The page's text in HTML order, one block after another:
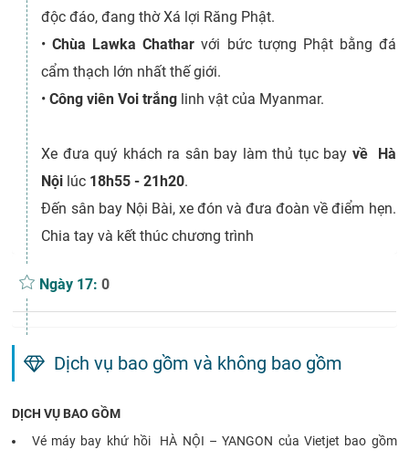
độc đáo, đang thờ Xá lợi Răng Phật.
•Chùa Lawka Chathar với bức tượng Phật bằng đá
cẩm thạch lớn nhất thế giới.
•Công viên Voi trắng linh vật của Myanmar.
Xe đưa quý khách ra sân bay làm thủ tục bay về Hà
Nội lúc 18h55 - 21h20.
Đến sân bay Nội Bài, xe đón và đưa đoàn về điểm hẹn.
Chia tay và kết thúc chương trình
Ngày 17:0
Dịch vụ bao gồm và không bao gồm
DỊCH VỤ BAO GỒM
Vé máy bay khứ hồi HÀ NỘI – YANGON của Vietjet bao gồm